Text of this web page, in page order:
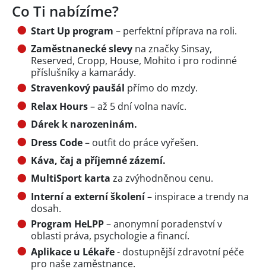
Co Ti nabízíme?
Start Up program – perfektní příprava na roli.
Zaměstnanecké slevy na značky Sinsay,
Reserved, Cropp, House, Mohito i pro rodinné
příslušníky a kamarády.
Stravenkový paušál přímo do mzdy.
Relax Hours– až 5 dní volna navíc.
Dárek k narozeninám.
Dress Code– outfit do práce vyřešen.
Káva, čaj a příjemné zázemí.
MultiSport karta za zvýhodněnou cenu.
Interní a externí školení– inspirace a trendy na
dosah.
Program HeLPP– anonymní poradenství v
oblasti práva, psychologie a financí.
Aplikace u Lékaře- dostupnější zdravotní péče
pro naše zaměstnance.